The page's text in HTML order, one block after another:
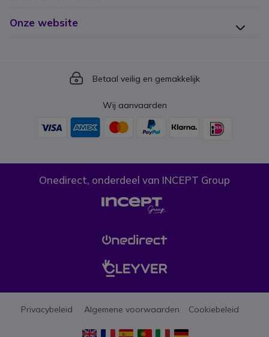
Onze website
Icon
Betaal veilig en gemakkelijk
Wij aanvaarden
Onedirect, onderdeel van INCEPT Group
Privacybeleid Algemene voorwaarden Cookiebeleid